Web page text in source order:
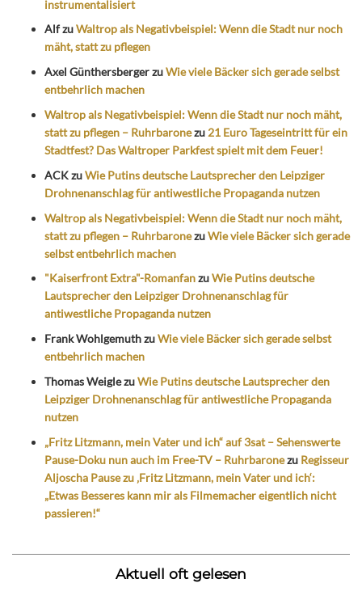
instrumentalisiert
AlfzuWaltrop als Negativbeispiel: Wenn die Stadt nur noch
mäht, statt zu pflegen
Axel GünthersbergerzuWie viele Bäcker sich gerade selbst
entbehrlich machen
Waltrop als Negativbeispiel: Wenn die Stadt nur noch mäht,
statt zu pflegen – Ruhrbaronezu 21 Euro Tageseintritt für ein
Stadtfest? Das Waltroper Parkfest spielt mit dem Feuer!
ACKzuWie Putins deutsche Lautsprecher den Leipziger
Drohnenanschlag für antiwestliche Propaganda nutzen
Waltrop als Negativbeispiel: Wenn die Stadt nur noch mäht,
statt zu pflegen – RuhrbaronezuWie viele Bäcker sich gerade
selbst entbehrlich machen
"Kaiserfront Extra"-RomanfanzuWie Putins deutsche
Lautsprecher den Leipziger Drohnenanschlag für
antiwestliche Propaganda nutzen
Frank WohlgemuthzuWie viele Bäcker sich gerade selbst
entbehrlich machen
Thomas WeiglezuWie Putins deutsche Lautsprecher den
Leipziger Drohnenanschlag für antiwestliche Propaganda
nutzen
„Fritz Litzmann, mein Vater und ich“ auf 3sat – Sehenswerte
Pause-Doku nun auch im Free-TV – Ruhrbaronezu Regisseur
Aljoscha Pause zu ‚Fritz Litzmann, mein Vater und ich‘:
„Etwas Besseres kann mir als Filmemacher eigentlich nicht
passieren!“
Aktuell oft gelesen